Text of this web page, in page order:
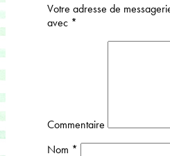
Votre adresse de
avec *
Commentaire
Nom *